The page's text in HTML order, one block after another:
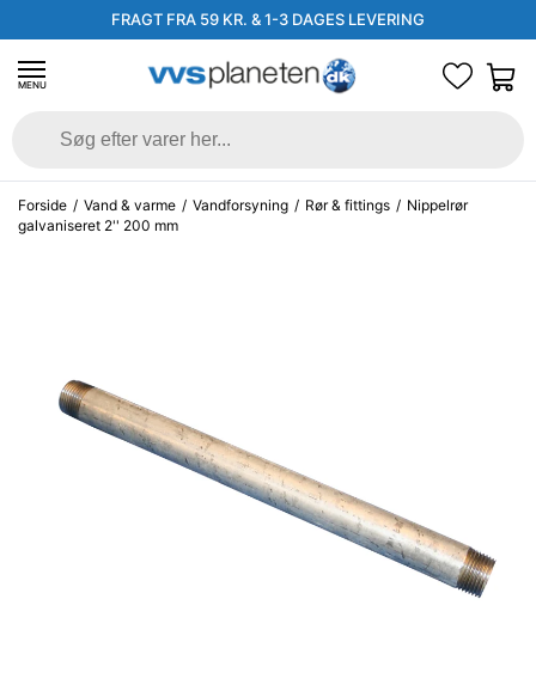
FRAGT FRA 59 KR. & 1-3 DAGES LEVERING
MENU
Forside / Vand & varme / Vandforsyning / Rør & fittings / Nippelrør
galvaniseret 2'' 200 mm